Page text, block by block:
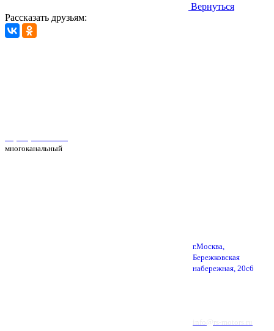
Вернуться
Рассказать друзьям:
многоканальный
г.Москва,
Бережковская
набережная, 20с6